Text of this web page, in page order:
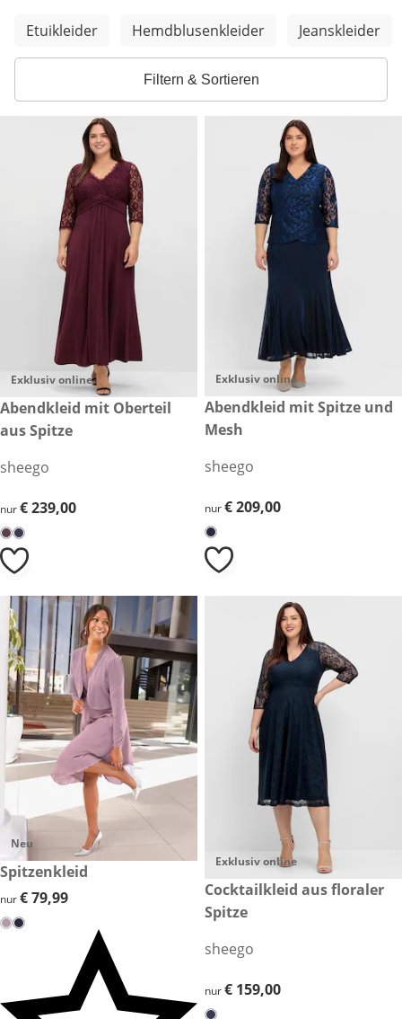
Weitere Kategorien überspringen
Etuikleider Hemdblusenkleider Jeanskleider
Filtern & Sortieren
Exklusiv online
€ 239,00
Abendkleid mit Oberteil
aus Spitze
sheego
€ 239,00
nur€ 239,00
Exklusiv online
€ 209,00
Abendkleid mit Spitze und
Mesh
sheego
€ 209,00
nur€ 209,00
Neu
€ 79,99
Spitzenkleid
€ 79,99
nur€ 79,99
Exklusiv online
€ 159,00
Cocktailkleid aus floraler
Spitze
sheego
€ 159,00
nur€ 159,00